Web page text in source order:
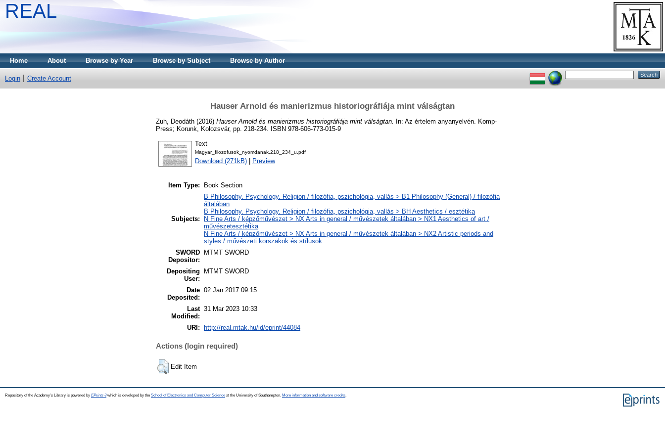
REAL
Home About Browse by Year Browse by Subject Browse by Author
Login Create Account
Hauser Arnold és manierizmus historiográfiája mint válságtan
Zuh, Deodáth (2016) Hauser Arnold és manierizmus historiográfiája mint válságtan. In: Az értelem anyanyelvén. Komp-
Press; Korunk, Kolozsvár, pp. 218-234. ISBN 978-606-773-015-9
Text
Magyar_filozofusok_nyomdanak.218_234_u.pdf
Download (271kB) Preview
Item Type: Book Section
Subjects:
B Philosophy. Psychology. Religion / filozófia, pszichológia, vallás > B1 Philosophy (General) / filozófia
általában
B Philosophy. Psychology. Religion / filozófia, pszichológia, vallás > BH Aesthetics / esztétika
N Fine Arts / képzőművészet > NX Arts in general / művészetek általában > NX1 Aesthetics of art /
művészetesztétika
N Fine Arts / képzőművészet > NX Arts in general / művészetek általában > NX2 Artistic periods and
styles / művészeti korszakok és stílusok
SWORD
Depositor:
MTMT SWORD
Depositing
User:
MTMT SWORD
Date
Deposited:
02 Jan 2017 09:15
Last
Modified:
31 Mar 2023 10:33
URI: http://real.mtak.hu/id/eprint/44084
Actions (login required)
Edit Item
Repository of the Academy's Library is powered by EPrints 3which is developed by the School of Electronics and Computer Science at the University of Southampton. More information and software credits